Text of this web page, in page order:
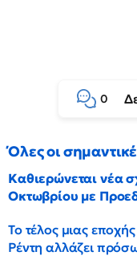
0
Όλες οι
Καθιερώνεται νέα
Οκτωβρίου με
Το τέλος μιας
Ρέντη αλλάζει